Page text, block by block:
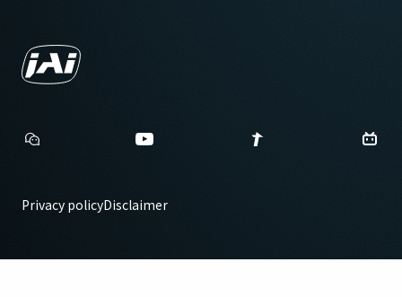
Privacy policyDisclaimer